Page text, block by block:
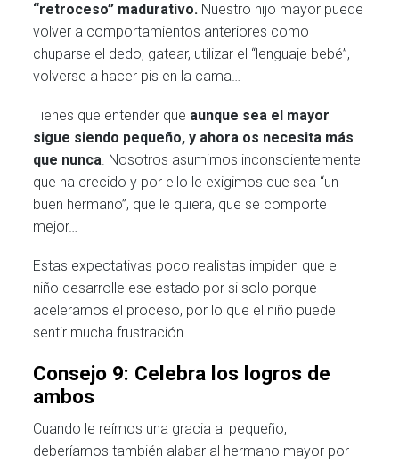
“retroceso” madurativo. Nuestro hijo mayor puede
volver a comportamientos anteriores como
chuparse el dedo, gatear, utilizar el “lenguaje bebé”,
volverse a hacer pis en la cama…
Tienes que entender que aunque sea el mayor
sigue siendo pequeño, y ahora os necesita más
que nunca. Nosotros asumimos inconscientemente
que ha crecido y por ello le exigimos que sea “un
buen hermano”, que le quiera, que se comporte
mejor…
Estas expectativas poco realistas impiden que el
niño desarrolle ese estado por si solo porque
aceleramos el proceso, por lo que el niño puede
sentir mucha frustración.
Consejo 9: Celebra los logros de
ambos
Cuando le reímos una gracia al pequeño,
deberíamos también alabar al hermano mayor por